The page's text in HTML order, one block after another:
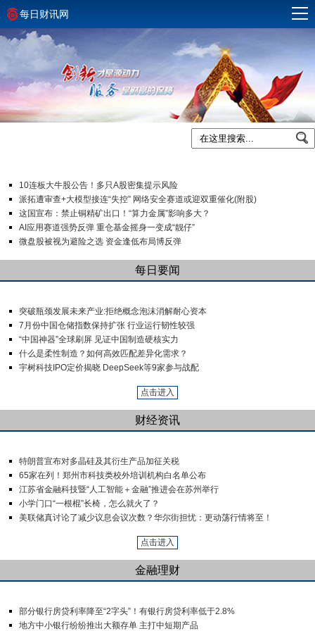
每日财讯网
10连板大牛股公告！多只A股密集提示风险
派拓遭审查+大模型接连“失控” 网络安全赛道或迎双重催化(附股)
这国宣布：禁止铜精矿出口！“算力金属”影响多大？
AI应用赛道强势反弹 重仓基金摇身一变成“靓仔”
微盘股被视为避险之选 资金逢低布局博反弹
每日要闻
突破瓶颈发展未来产业:拒绝概念泡沫消解耐心资本
7月份中国仓储指数保持扩张 行业运行韧性较强
“中国神器”全球刷屏 见证中国制造硬核实力
什么是柔性制造？如何高效匹配差异化需求？
宇树科技IPO定价揭晓 DeepSeek等9家参与战配
点击进入
财经资讯
特朗普宣布对多晶硅及其衍生产品加征关税
65家在列！郑州市科技类校外培训机构白名单公布
江苏省金融科技暨“人工智能＋金融”推进会在苏州举行
小学门口“一根棍”长椅，怎么就火了？
美联储真讨论了减少议息会议次数？华尔街担忧：更动荡行情将至！
点击进入
金融理财
部分银行房贷利率降至“2字头”！有银行房贷利率低于2.8%
地方中小银行纷纷推出大额存单 主打中短期产品